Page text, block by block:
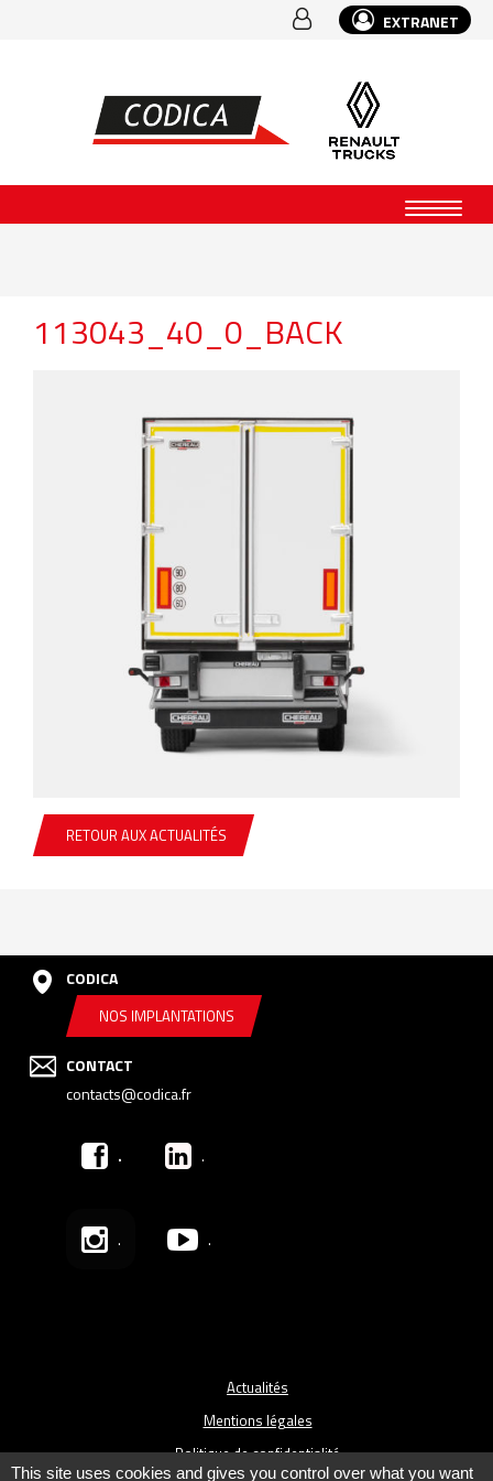
EXTRANET
113043_40_0_BACK
RETOUR AUX ACTUALITÉS
CODICA
NOS IMPLANTATIONS
CONTACT
contacts@codica.fr
. .
. .
Actualités
Mentions légales
Politique de confidentialité
This site uses cookies and gives you control over what you want